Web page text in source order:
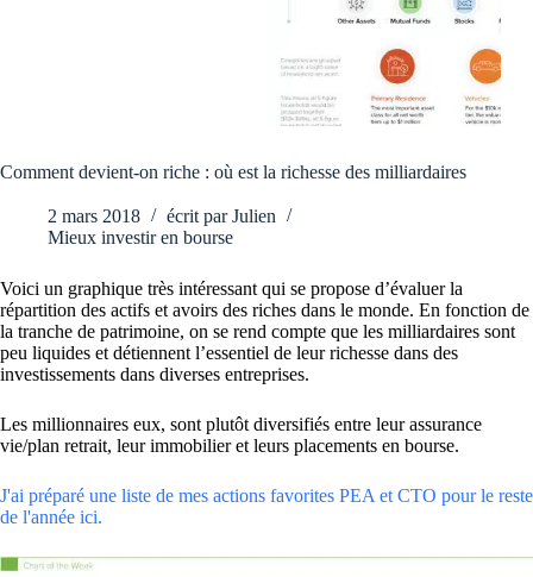
Comment devient-on riche : où est la richesse des milliardaires
2 mars 2018 écrit par Julien
Mieux investir en bourse
Voici un graphique très intéressant qui se propose d’évaluer la
répartition des actifs et avoirs des riches dans le monde. En fonction de
la tranche de patrimoine, on se rend compte que les milliardaires sont
peu liquides et détiennent l’essentiel de leur richesse dans des
investissements dans diverses entreprises.
Les millionnaires eux, sont plutôt diversifiés entre leur assurance
vie/plan retrait, leur immobilier et leurs placements en bourse.
J'ai préparé une liste de mes actions favorites PEA et CTO pour le reste
de l'année ici.